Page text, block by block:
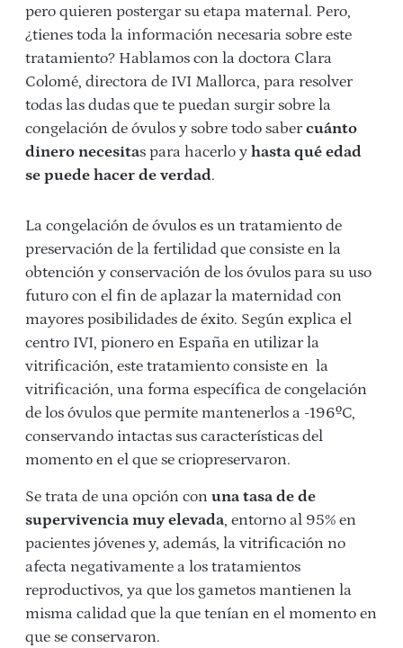
pero quieren postergar su etapa maternal. Pero,
¿tienes toda la información necesaria sobre este
tratamiento? Hablamos con la doctora Clara
Colomé, directora de IVI Mallorca, para resolver
todas las dudas que te puedan surgir sobre la
congelación de óvulos y sobre todo sabercuánto
dinero necesitas para hacerlo y hasta qué edad
se puede hacer de verdad.
La congelación de óvulos es un tratamiento de
preservación de la fertilidad que consiste en la
obtención y conservación de los óvulos para su uso
futuro con el fin de aplazar la maternidad con
mayores posibilidades de éxito. Según explica el
centro IVI, pionero en España en utilizar la
vitrificación, este tratamiento consiste en la
vitrificación, una forma específica de congelación
de los óvulos que permite mantenerlos a -196ºC,
conservando intactas sus características del
momento en el que se criopreservaron.
Se trata de una opción con una tasa de de
supervivencia muy elevada, entorno al 95% en
pacientes jóvenes y, además, la vitrificación no
afecta negativamente a los tratamientos
reproductivos, ya que los gametos mantienen la
misma calidad que la que tenían en el momento en
que se conservaron.